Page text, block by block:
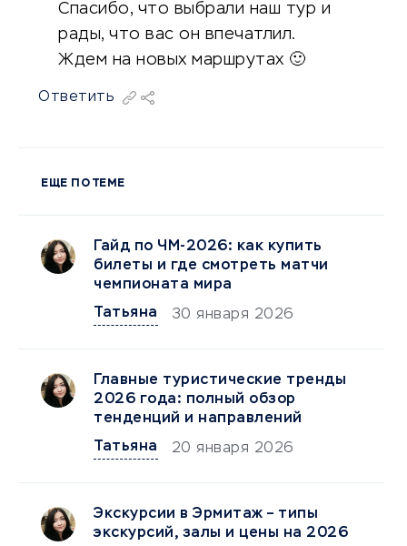
Спасибо, что выбрали наш тур и
рады, что вас он впечатлил.
Ждем на новых маршрутах 🙂
Ответить
ЕЩЕ ПО ТЕМЕ
Гайд по ЧМ-2026: как купить
билеты и где смотреть матчи
чемпионата мира
Татьяна
30 января 2026
Главные туристические тренды
2026 года: полный обзор
тенденций и направлений
Татьяна
20 января 2026
Экскурсии в Эрмитаж – типы
экскурсий, залы и цены на 2026